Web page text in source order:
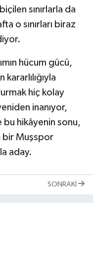
sınırlarla da
o sınırları biraz
hücum gücü,
hiç kolay
inanıyor,
hikâyenin sonu,
bir Muşspor
aday.
SONRAKI